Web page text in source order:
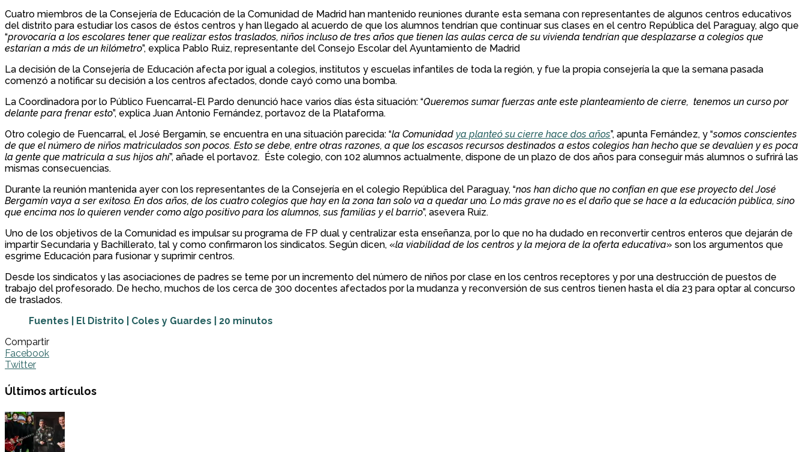
Cuatro miembros de la Consejería de Educación de la Comunidad de Madrid han mantenido reuniones durante esta semana con representantes de algunos centros educativos
del distrito para estudiar los casos de éstos centros y han llegado al acuerdo de que los alumnos tendrían que continuar sus clases en el centro República del Paraguay, algo que
“provocaría a los escolares tener que realizar estos traslados, niños incluso de tres años que tienen las aulas cerca de su vivienda tendrían que desplazarse a colegios que
estarían a más de un kilómetro”, explica Pablo Ruiz, representante del Consejo Escolar del Ayuntamiento de Madrid
La decisión de la Consejería de Educación afecta por igual a colegios, institutos y escuelas infantiles de toda la región, y fue la propia consejería la que la semana pasada
comenzó a notificar su decisión a los centros afectados, donde cayó como una bomba.
La Coordinadora por lo Público Fuencarral-El Pardo denunció hace varios días ésta situación: “Queremos sumar fuerzas ante este planteamiento de cierre, tenemos un curso por
delante para frenar esto”, explica Juan Antonio Fernández, portavoz de la Plataforma.
Otro colegio de Fuencarral, el José Bergamín, se encuentra en una situación parecida: “la Comunidad ya planteó su cierre hace dos años”, apunta Fernández, y “somos conscientes
de que el número de niños matriculados son pocos. Esto se debe, entre otras razones, a que los escasos recursos destinados a estos colegios han hecho que se devalúen y es poca
la gente que matricula a sus hijos ahí”, añade el portavoz. Éste colegio, con 102 alumnos actualmente, dispone de un plazo de dos años para conseguir más alumnos o sufrirá las
mismas consecuencias.
Durante la reunión mantenida ayer con los representantes de la Consejería en el colegio República del Paraguay, “nos han dicho que no confían en que ese proyecto del José
Bergamín vaya a ser exitoso. En dos años, de los cuatro colegios que hay en la zona tan solo va a quedar uno. Lo más grave no es el daño que se hace a la educación pública, sino
que encima nos lo quieren vender como algo positivo para los alumnos, sus familias y el barrio”, asevera Ruiz.
Uno de los objetivos de la Comunidad es impulsar su programa de FP dual y centralizar esta enseñanza, por lo que no ha dudado en reconvertir centros enteros que dejarán de
impartir Secundaria y Bachillerato, tal y como confirmaron los sindicatos. Según dicen, «la viabilidad de los centros y la mejora de la oferta educativa» son los argumentos que
esgrime Educación para fusionar y suprimir centros.
Desde los sindicatos y las asociaciones de padres se teme por un incremento del número de niños por clase en los centros receptores y por una destrucción de puestos de
trabajo del profesorado. De hecho, muchos de los cerca de 300 docentes afectados por la mudanza y reconversión de sus centros tienen hasta el día 23 para optar al concurso
de traslados.
Fuentes | El Distrito | Coles y Guardes | 20 minutos
Compartir
Facebook
Twitter
Últimos artículos